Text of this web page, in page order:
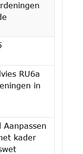
RU6a
in
Aanpassen
kader